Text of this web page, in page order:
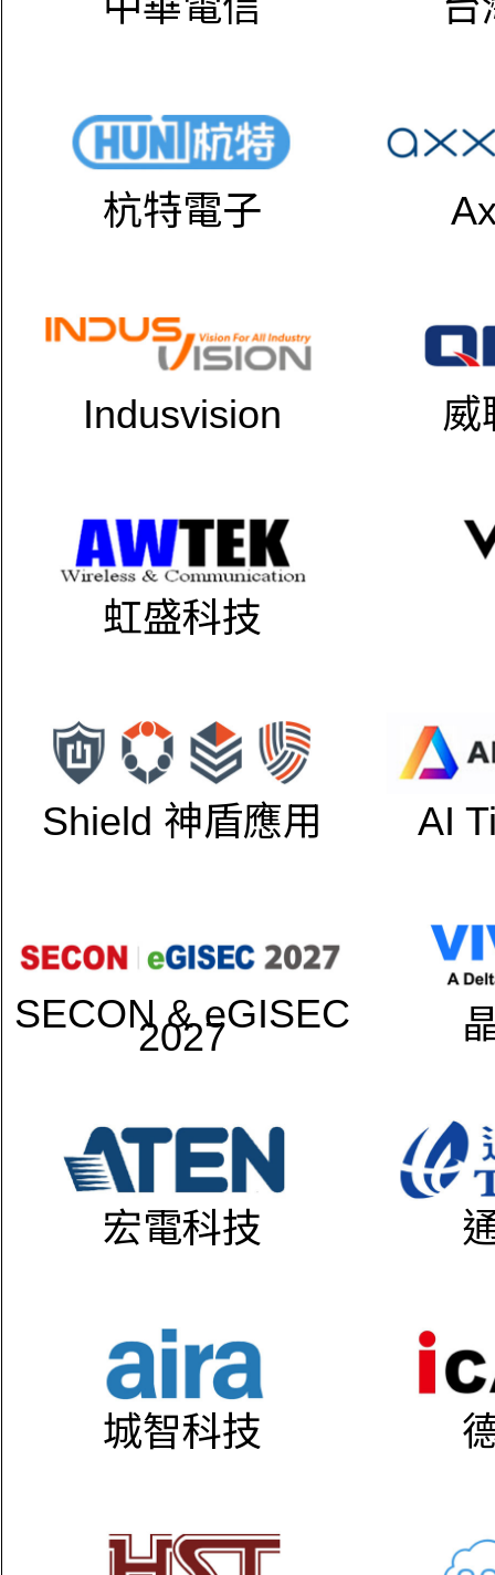
杭特電子
Indusvision 威
虹盛科技
Shield 神盾應用 AI
SECON & eGISEC
2027
宏電科技
城智科技